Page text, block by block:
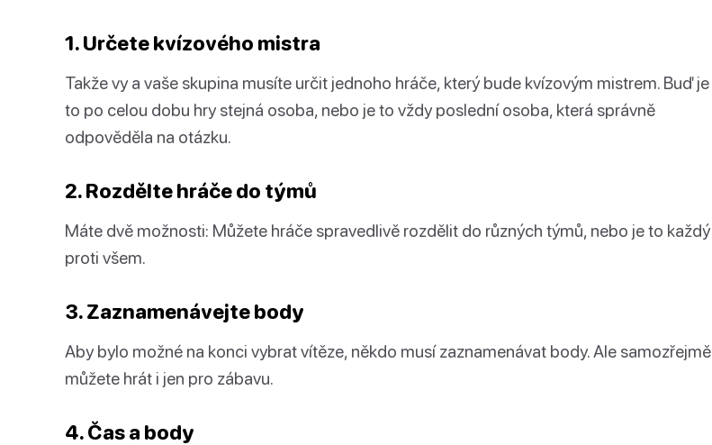
1. Určete kvízového mistra
Takže vy a vaše skupina musíte určit jednoho hráče, který bude kvízovým mistrem. Buď je
to po celou dobu hry stejná osoba, nebo je to vždy poslední osoba, která správně
odpověděla na otázku.
2. Rozdělte hráče do týmů
Máte dvě možnosti: Můžete hráče spravedlivě rozdělit do různých týmů, nebo je to každý
proti všem.
3. Zaznamenávejte body
Aby bylo možné na konci vybrat vítěze, někdo musí zaznamenávat body. Ale samozřejmě
můžete hrát i jen pro zábavu.
4. Čas a body